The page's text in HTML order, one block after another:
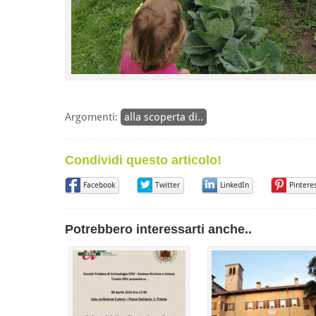
Argomenti: alla scoperta di..
Condividi questo articolo!
Facebook Twitter LinkedIn
Potrebbero interessarti anche..